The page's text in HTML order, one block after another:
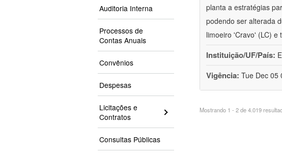
Auditoria Interna
Processos de
Contas Anuais
Convênios
Despesas
Licitações e
Contratos
Consultas Públicas
planta a estratégias
podendo ser alterada
limoeiro 'Cravo' (LC) e
Instituição/UF/País:
Vigência: Tue Dec 05
Mostrando 1 - 2 de 4.019